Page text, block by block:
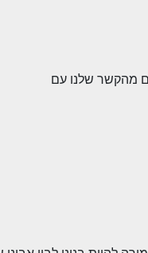
מהקשר שלנו עם